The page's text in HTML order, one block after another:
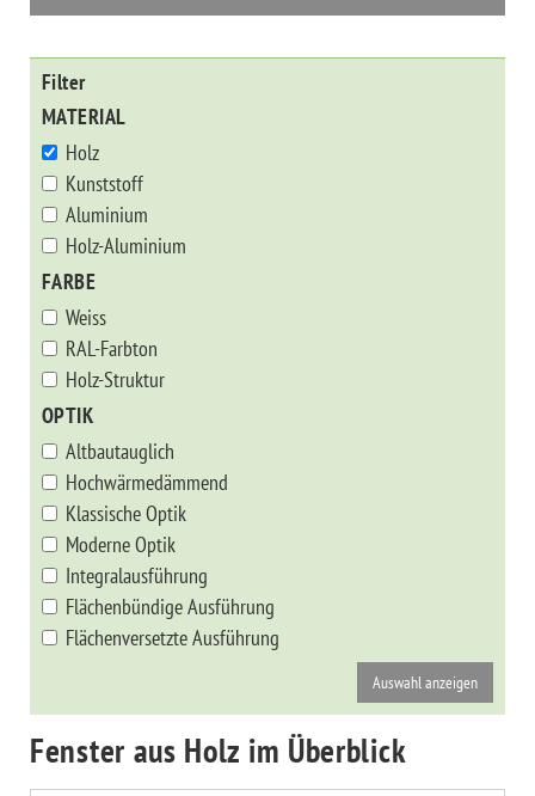
Filter
MATERIAL
Holz
Kunststoff
Aluminium
Holz-Aluminium
FARBE
Weiss
RAL-Farbton
Holz-Struktur
OPTIK
Altbautauglich
Hochwärmedämmend
Klassische Optik
Moderne Optik
Integralausführung
Flächenbündige Ausführung
Flächenversetzte Ausführung
Fenster aus Holz im Überblick